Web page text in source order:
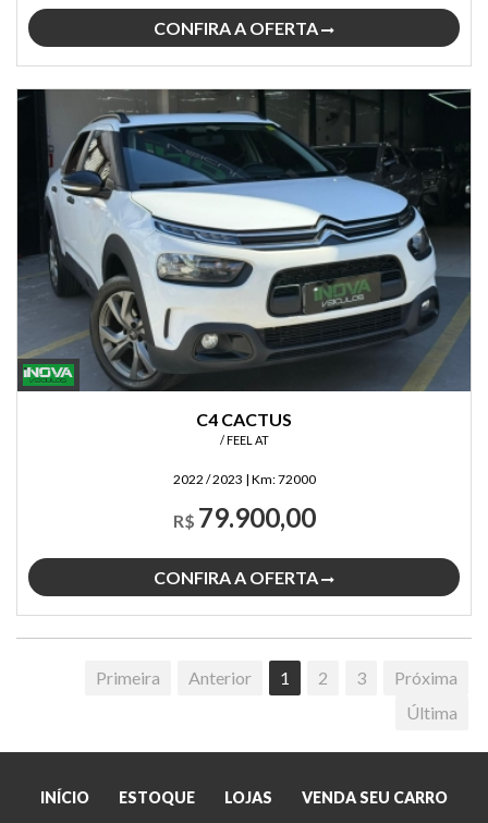
CONFIRA A OFERTA
C4 CACTUS
/ FEEL AT
2022 / 2023 | Km:72000
R$ 79.900,00
CONFIRA A OFERTA
Primeira Anterior 1 2 3
Próxima
Última
INÍCIO ESTOQUE LOJAS VENDA SEU CARRO